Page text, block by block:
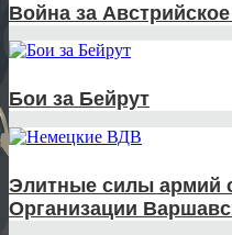
Война за
Бои за Бейрут
Элитные силы армий
Организации